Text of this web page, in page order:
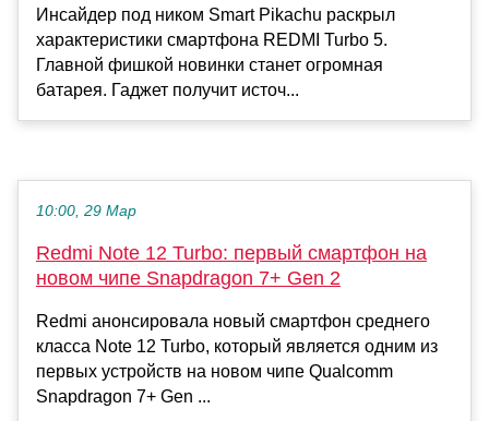
Инсайдер под ником Smart Pikachu раскрыл
характеристики смартфона REDMI Turbo 5.
Главной фишкой новинки станет огромная
батарея. Гаджет получит источ...
10:00, 29 Мар
Redmi Note 12 Turbo: первый смартфон на
новом чипе Snapdragon 7+ Gen 2
Redmi анонсировала новый смартфон среднего
класса Note 12 Turbo, который является одним из
первых устройств на новом чипе Qualcomm
Snapdragon 7+ Gen ...